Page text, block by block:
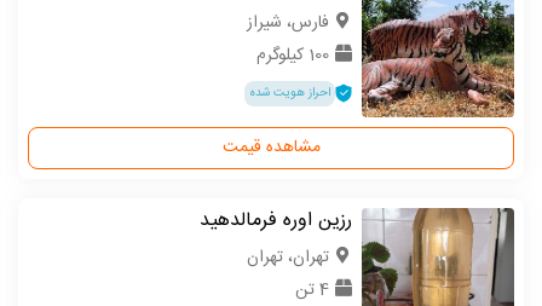
فارس، شیراز
100 کیلوگرم
احراز هویت شده
مشاهده قیمت
رزین اوره فرمالدهید
تهران، تهران
4 تن